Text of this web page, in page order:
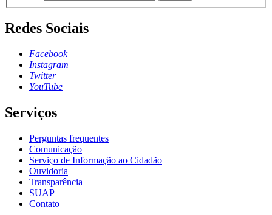
Redes Sociais
Facebook
Instagram
Twitter
YouTube
Serviços
Perguntas frequentes
Comunicação
Serviço de Informação ao Cidadão
Ouvidoria
Transparência
SUAP
Contato